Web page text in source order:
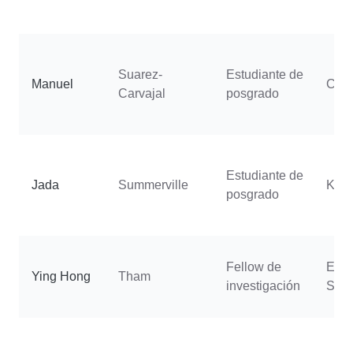
Manuel
Suarez-
Carvajal
Estudiante de
posgrado
Jada Summerville
Estudiante de
posgrado
Ying Hong Tham
Fellow de
investigación